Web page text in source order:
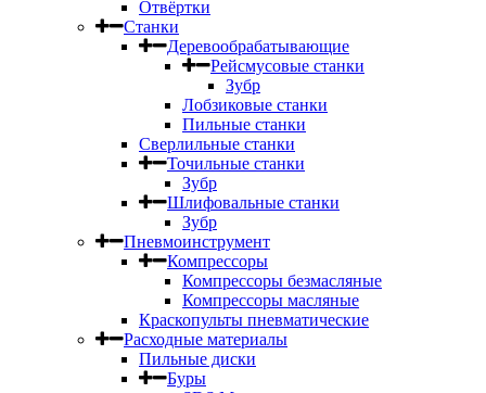
Отвёртки
Станки
Деревообрабатывающие
Рейсмусовые станки
Зубр
Лобзиковые станки
Пильные станки
Сверлильные станки
Точильные станки
Зубр
Шлифовальные станки
Зубр
Пневмоинструмент
Компрессоры
Компрессоры безмасляные
Компрессоры масляные
Краскопульты пневматические
Расходные материалы
Пильные диски
Буры